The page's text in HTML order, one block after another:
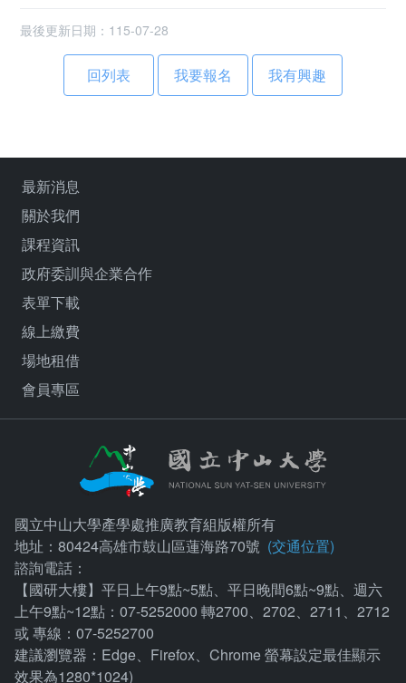
最後更新日期：115-07-28
回列表
最新消息
關於我們
課程資訊
政府委訓與企業合作
表單下載
線上繳費
場地租借
會員專區
國立中山大學產學處推廣教育組版權所有
地址：80424高雄市鼓山區蓮海路70號 (交通位置)
諮詢電話：
【國研大樓】平日上午9點~5點、平日晚間6點~9點、週六
上午9點~12點：07-5252000 轉2700、2702、2711、2712
或 專線：07-5252700
建議瀏覽器：Edge、Firefox、Chrome 螢幕設定最佳顯示
效果為1280*1024)